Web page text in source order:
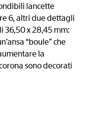
lancette
6, altri due dettagli
36,50 x 28,45 mm:
“boule” che
la
sono decorati